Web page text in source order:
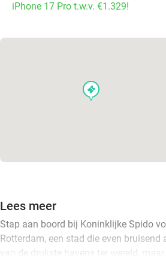
iPhone 17 Pro t.w.v. €1.329!
events
Lees meer
Stap aan boord bij Koninklijke Spido
Rotterdam, een stad die even
van de drukste havens ter wereld,